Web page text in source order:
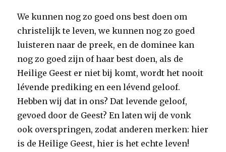
We kunnen nog zo goed ons best doen om
christelijk te leven, we kunnen nog zo goed
luisteren naar de preek, en de dominee kan
nog zo goed zijn of haar best doen, als de
Heilige Geest er niet bij komt, wordt het nooit
lévende prediking en een lévend geloof.
Hebben wij dat in ons? Dat levende geloof,
gevoed door de Geest? En laten wij de vonk
ook overspringen, zodat anderen merken: hier
is de Heilige Geest, hier is het echte leven!